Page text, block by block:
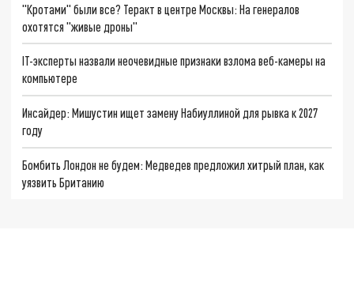
"Кротами" были все? Теракт в центре Москвы: На генералов
охотятся "живые дроны"
IT-эксперты назвали неочевидные признаки взлома веб-камеры на
компьютере
Инсайдер: Мишустин ищет замену Набиуллиной для рывка к 2027
году
Бомбить Лондон не будем: Медведев предложил хитрый план, как
уязвить Британию